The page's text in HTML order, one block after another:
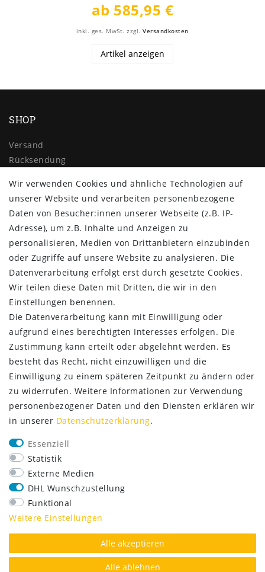
ab 585,95 €
inkl. ges. MwSt. zzgl.Versandkosten
Artikel anzeigen
SHOP
Versand
Rücksendung
Impressum
Daten­schutz­erklärung
AGB
Kontakt
ZAHLUNG & VERSAND
SERVICE
Lieferung nur 2,95 €
Rücksendung kostenfrei
14 Tage Rückgaberecht
Kurze Lieferzeit
FOLGE UNS
Wir verwenden Cookies und ähnliche Technologien auf
unserer Website und verarbeiten personenbezogene
Daten von Besucher:innen unserer Webseite (z.B. IP-
Adresse), um z.B. Inhalte und Anzeigen zu
personalisieren, Medien von Drittanbietern einzubinden
oder Zugriffe auf unsere Website zu analysieren. Die
Datenverarbeitung erfolgt erst durch gesetzte Cookies.
Wir teilen diese Daten mit Dritten, die wir in den
Einstellungen benennen.
Die Datenverarbeitung kann mit Einwilligung oder
aufgrund eines berechtigten Interesses erfolgen. Die
Zustimmung kann erteilt oder abgelehnt werden. Es
besteht das Recht, nicht einzuwilligen und die
Einwilligung zu einem späteren Zeitpunkt zu ändern oder
zu widerrufen. Weitere Informationen zur Verwendung
personenbezogener Daten und den Diensten erklären wir
in unserer Daten­schutz­erklärung.
Essenziell
Statistik
Externe Medien
DHL Wunschzustellung
Funktional
Weitere Einstellungen
Alle akzeptieren
Alle ablehnen